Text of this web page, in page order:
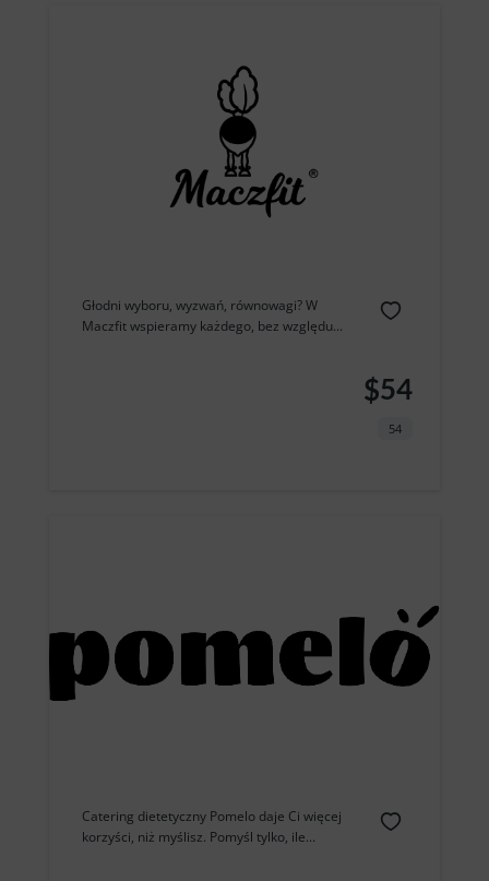
Głodni wyboru, wyzwań, równowagi? W
Maczfit wspieramy każdego, bez względu...
$54
54
Catering dietetyczny Pomelo daje Ci więcej
korzyści, niż myślisz. Pomyśl tylko, ile...